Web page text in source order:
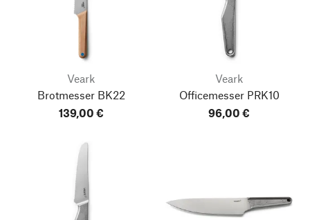
Veark
Brotmesser BK22
139,00 €
Veark
Officemesser PRK10
96,00 €